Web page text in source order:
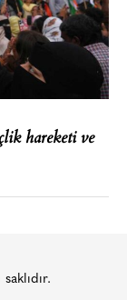
hareketi ve